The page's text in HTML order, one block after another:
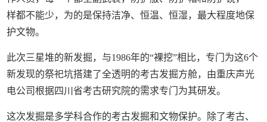
样都不能少，为的是保持洁净、恒温、恒湿，最大程度地保
护文物。
此次三星堆的新发掘，与1986年的“裸挖”相比，专门为这6个
新发现的祭祀坑搭建了全透明的考古发掘方舱，由重庆声光
电公司根据四川省考古研究院的需求专门为其研发。
这次发掘是多学科合作的考古发掘和文物保护。除了考古、